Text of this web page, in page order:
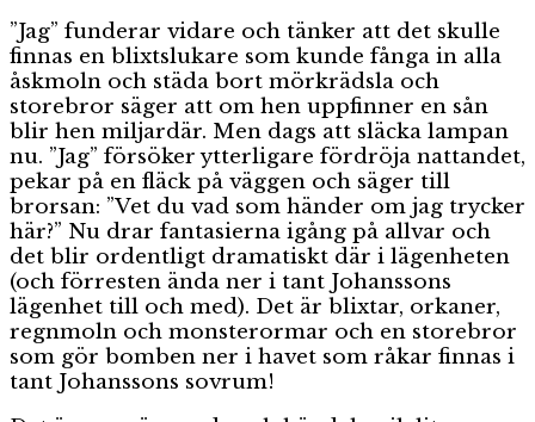
”Jag” funderar vidare och tänker att det skulle
finnas en blixtslukare som kunde fånga in alla
åskmoln och städa bort mörkrädsla och
storebror säger att om hen uppfinner en sån
blir hen miljardär. Men dags att släcka lampan
nu. ”Jag” försöker ytterligare fördröja nattandet,
pekar på en fläck på väggen och säger till
brorsan: ”Vet du vad som händer om jag trycker
här?” Nu drar fantasierna igång på allvar och
det blir ordentligt dramatiskt där i lägenheten
(och förresten ända ner i tant Johanssons
lägenhet till och med). Det är blixtar, orkaner,
regnmoln och monsterormar och en storebror
som gör bomben ner i havet som råkar finnas i
tant Johanssons sovrum!